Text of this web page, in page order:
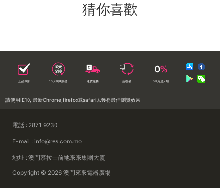
猜你喜歡
正品保障 10天保障服務 送貨服務 落樓易 0%免息分期
請使用IE10, 最新Chrome,firefox或safari以獲得最佳瀏覽效果
電話 : 2871 9230
E-mail : info@res.com.mo
地址 : 澳門慕拉士前地來來集團大廈
Copyright © 2026 澳門來來電器廣場